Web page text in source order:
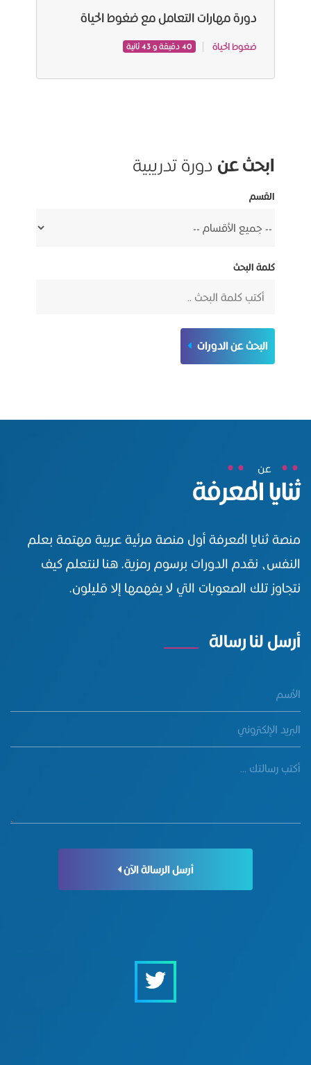
دورة مهارات التعامل مع ضغوط الحياة
ضغوط الحياة 40 دقيقة و 43 ثانية
ابحث عن دورة تدريبية
القسم
كلمة البحث
البحث عن الدورات
عن
ثنايا المعرفة
منصة ثنايا المعرفة أول منصة مرئية عربية مهتمة بعلم
النفس، نقدم الدورات برسوم رمزية. هنا لنتعلم كيف
نتجاوز تلك الصعوبات التي لا يفهمها إلا قليلون.
أرسل لنا رسالة
أرسل الرسالة الآن